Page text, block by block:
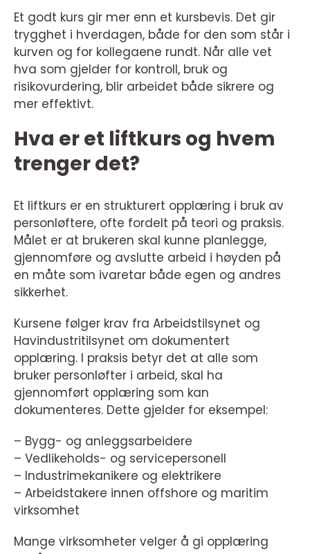
Et godt kurs gir mer enn et kursbevis. Det gir
trygghet i hverdagen, både for den som står i
kurven og for kollegaene rundt. Når alle vet
hva som gjelder for kontroll, bruk og
risikovurdering, blir arbeidet både sikrere og
mer effektivt.
Hva er et liftkurs og hvem
trenger det?
Et liftkurs er en strukturert opplæring i bruk av
personløftere, ofte fordelt på teori og praksis.
Målet er at brukeren skal kunne planlegge,
gjennomføre og avslutte arbeid i høyden på
en måte som ivaretar både egen og andres
sikkerhet.
Kursene følger krav fra Arbeidstilsynet og
Havindustritilsynet om dokumentert
opplæring. I praksis betyr det at alle som
bruker personløfter i arbeid, skal ha
gjennomført opplæring som kan
dokumenteres. Dette gjelder for eksempel:
– Bygg- og anleggsarbeidere
– Vedlikeholds- og servicepersonell
– Industrimekanikere og elektrikere
– Arbeidstakere innen offshore og maritim
virksomhet
Mange virksomheter velger å gi opplæring